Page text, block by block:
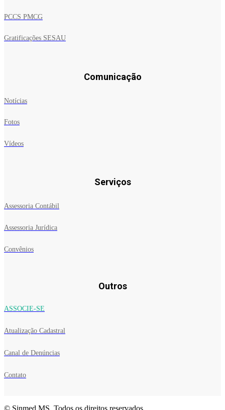
PCCS PMCG
Gratificações SESAU
Comunicação
Notícias
Fotos
Vídeos
Serviços
Assessoria Contábil
Assessoria Jurídica
Convênios
Outros
ASSOCIE-SE
Atualização Cadastral
Canal de Denúncias
Contato
© Sinmed MS. Todos os direitos reservados.